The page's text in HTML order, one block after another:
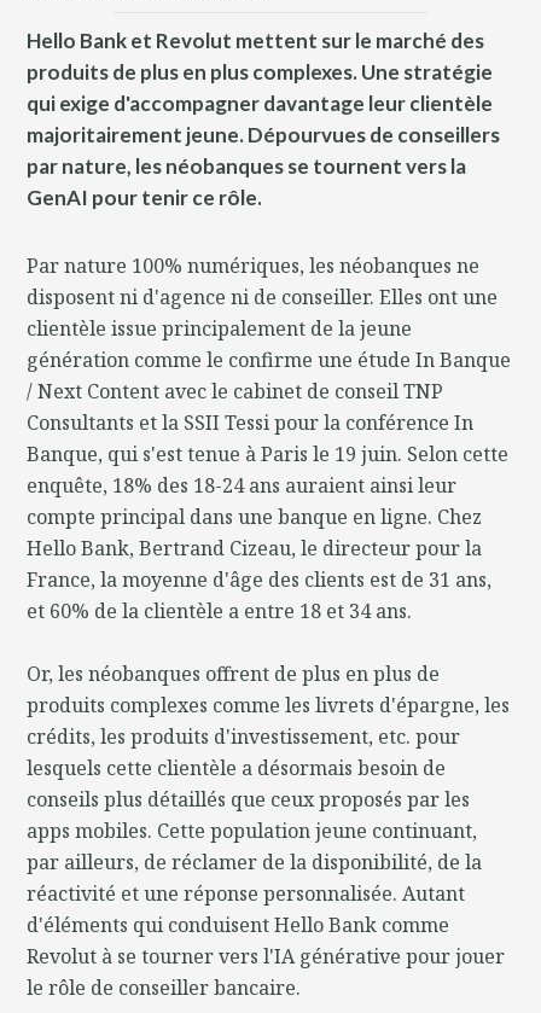
Hello Bank et Revolut mettent sur le marché des
produits de plus en plus complexes. Une stratégie
qui exige d'accompagner davantage leur clientèle
majoritairement jeune. Dépourvues de conseillers
par nature, les néobanques se tournent vers la
GenAI pour tenir ce rôle.
Par nature 100% numériques, les néobanques ne
disposent ni d'agence ni de conseiller. Elles ont une
clientèle issue principalement de la jeune
génération comme le confirme une étude In Banque
/ Next Content avec le cabinet de conseil TNP
Consultants et la SSII Tessi pour la conférence In
Banque, qui s'est tenue à Paris le 19 juin. Selon cette
enquête, 18% des 18-24 ans auraient ainsi leur
compte principal dans une banque en ligne. Chez
Hello Bank, Bertrand Cizeau, le directeur pour la
France, la moyenne d'âge des clients est de 31 ans,
et 60% de la clientèle a entre 18 et 34 ans.
Or, les néobanques offrent de plus en plus de
produits complexes comme les livrets d'épargne, les
crédits, les produits d'investissement, etc. pour
lesquels cette clientèle a désormais besoin de
conseils plus détaillés que ceux proposés par les
apps mobiles. Cette population jeune continuant,
par ailleurs, de réclamer de la disponibilité, de la
réactivité et une réponse personnalisée. Autant
d'éléments qui conduisent Hello Bank comme
Revolut à se tourner vers l'IA générative pour jouer
le rôle de conseiller bancaire.